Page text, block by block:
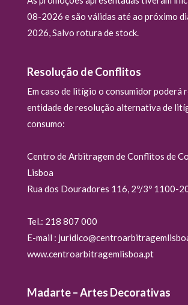
08-2026 e são válidas até ao próximo
2026, Salvo rotura de stock.
Resolução de Conflitos
Em caso de litígio o consumidor poderá
entidade de resolução alternativa de
consumo:
Centro de Arbitragem de Conflitos de
Lisboa
Rua dos Douradores 116, 2º/3º 1100-
Tel.: 218 807 000
E-mail :
www.centroarbitragemlisboa.pt
Madarte – Artes Decorativas